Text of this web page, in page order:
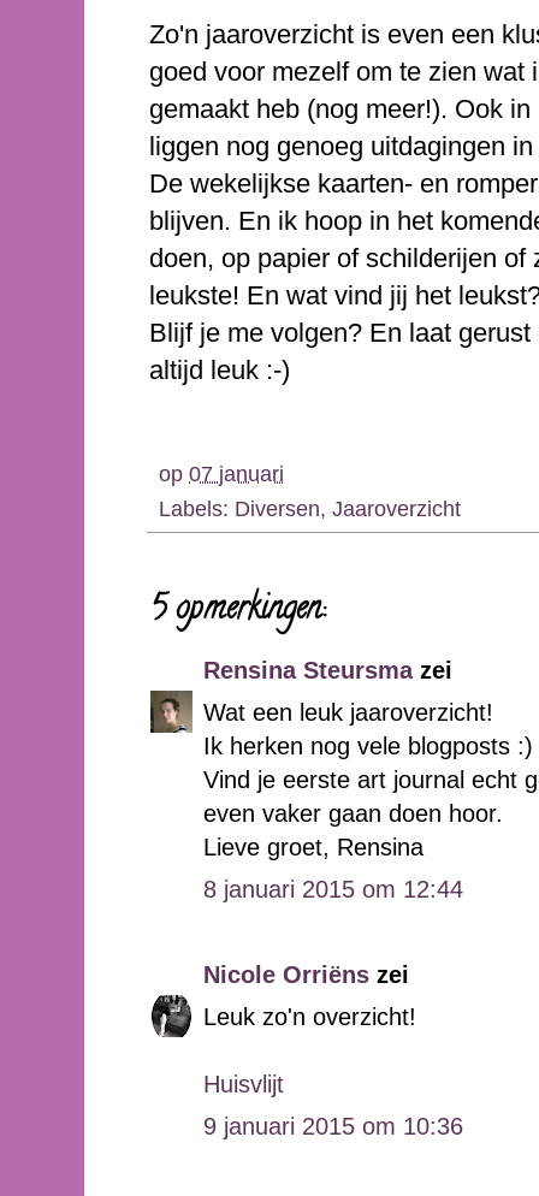
Zo'n jaaroverzicht is even een
goed voor mezelf om te zien wat
gemaakt heb (nog meer!). Ook
liggen nog genoeg uitdagingen
De wekelijkse kaarten- en
blijven. En ik hoop in het
doen, op papier of schilderijen
leukste! En wat vind jij het
Blijf je me volgen? En laat
altijd leuk :-)
op 07 januari
Labels: Diversen, Jaaroverzicht
5 opmerkingen:
Rensina Steursmazei
Wat een leuk jaaroverzicht!
Ik herken nog vele blogposts :)
Vind je eerste art journal echt
even vaker gaan doen hoor.
Lieve groet, Rensina
8 januari 2015 om 12:44
Nicole Orriëns zei
Leuk zo'n overzicht!
Huisvlijt
9 januari 2015 om 10:36